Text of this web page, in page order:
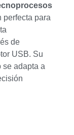
perfecta para
de
USB. Su
se adapta a